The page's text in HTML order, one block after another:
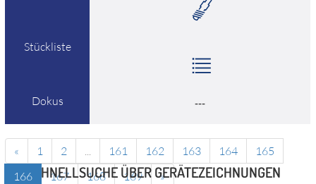
Stückliste
Dokus ---
« 1 2 ... 161 162 163 164
165
166
167 168 169 »
SCHNELLSUCHE ÜBER GERÄTEZEICHNUNGEN